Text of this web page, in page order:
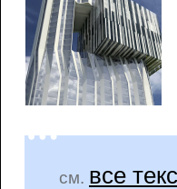
см. все